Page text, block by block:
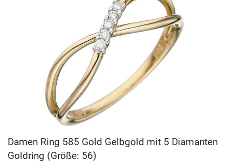
Damen Ring 585 Gold Gelbgold mit 5 Diamanten
Goldring (Größe: 56)